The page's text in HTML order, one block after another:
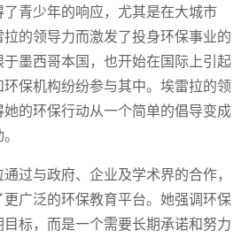
青少年的响应，尤其是在大城市
的领导力而激发了投身环保事业的
墨西哥本国，也开始在国际上引起
保机构纷纷参与其中。埃雷拉的领
的环保行动从一个简单的倡导变成
过与政府、企业及学术界的合作，
广泛的环保教育平台。她强调环保
标，而是一个需要长期承诺和努力